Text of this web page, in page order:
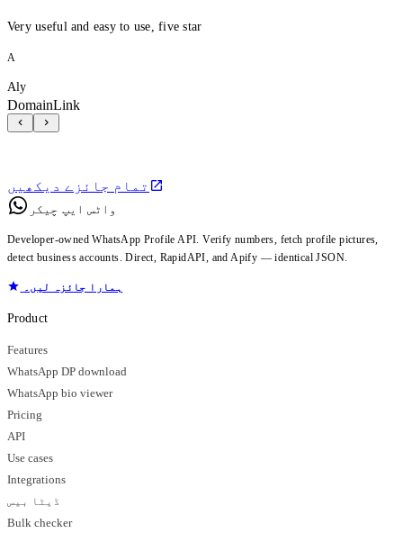
Very useful and easy to use, five star
A
Aly
DomainLink
تمام جائزے دیکھیں
واٹس ایپ چیکر
Developer-owned WhatsApp Profile API. Verify numbers, fetch profile pictures,
detect business accounts. Direct, RapidAPI, and Apify — identical JSON.
ہمارا جائزہ لیں۔
Product
Features
WhatsApp DP download
WhatsApp bio viewer
Pricing
API
Use cases
Integrations
ڈیٹا بیس
Bulk checker